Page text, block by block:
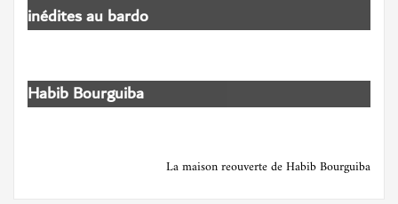
inédites au bardo
Habib Bourguiba
La maison reouverte de Habib Bourguiba